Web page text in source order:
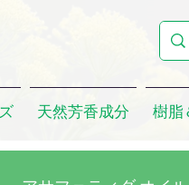
天然芳香成分 樹脂